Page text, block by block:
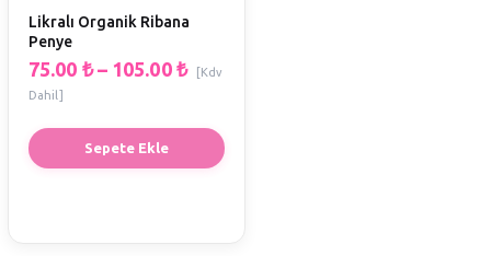
Sepete Ekle
Likralı Organik Ribana
Penye
75.00 ₺ – 105.00 ₺
[Kdv
Dahil]